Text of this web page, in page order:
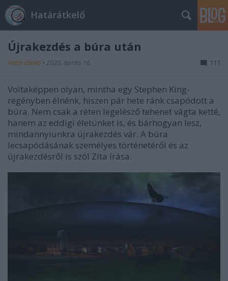
Határátkelő
Újrakezdés a búra után
Határátkelő • 2020. április 16. 111
Voltaképpen olyan, mintha egy Stephen King-
regényben élnénk, hiszen pár hete ránk csapódott a
búra. Nem csak a réten legelésző tehenet vágta ketté,
hanem az eddigi életünket is, és bárhogyan lesz,
mindannyiunkra újrakezdés vár. A búra
lecsapódásának személyes történetéről és az
újrakezdésről is szól Zita írása.